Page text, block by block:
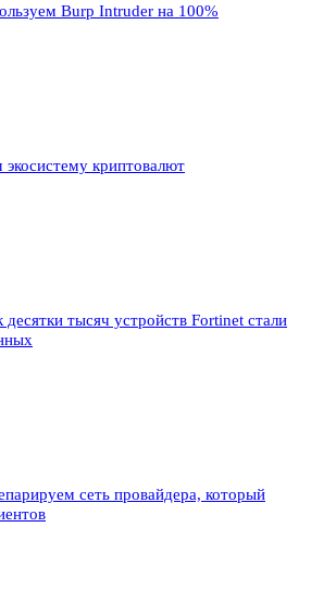
Burp Intruder на 100%
криптовалют
тысяч устройств Fortinet стали
сеть провайдера, который